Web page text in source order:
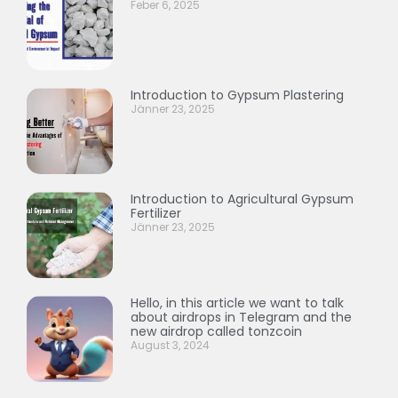
Feber 6, 2025
Introduction to Gypsum Plastering
Jänner 23, 2025
Introduction to Agricultural Gypsum
Fertilizer
Jänner 23, 2025
Hello, in this article we want to talk
about airdrops in Telegram and the
new airdrop called tonzcoin
August 3, 2024